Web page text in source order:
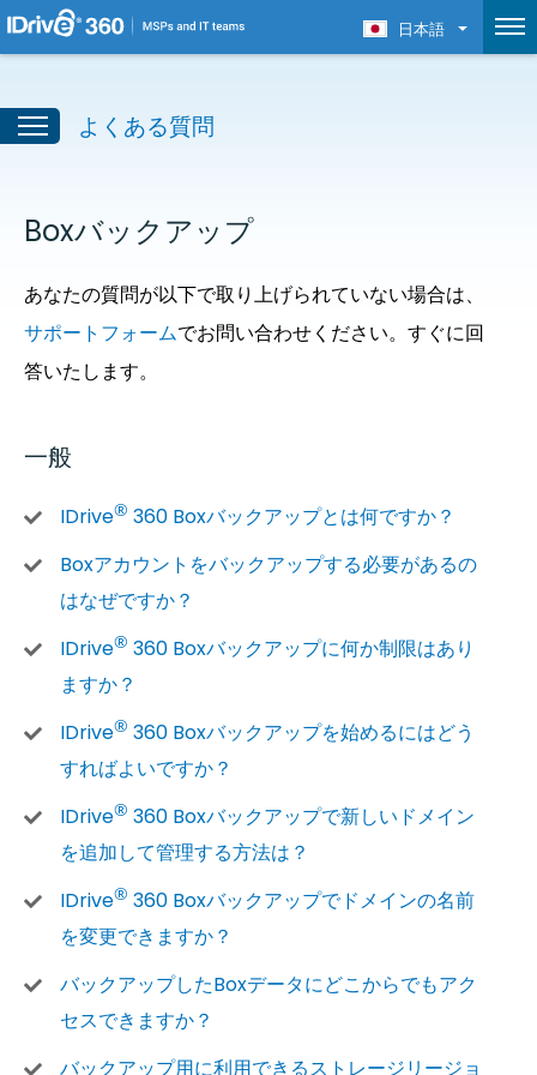
日本語
よくある質問
Boxバックアップ
あなたの質問が以下で取り上げられていない場合は、
サポートフォームでお問い合わせください。すぐに回
答いたします。
一般
IDrive® 360 Boxバックアップとは何ですか？
Boxアカウントをバックアップする必要があるの
はなぜですか？
IDrive® 360 Boxバックアップに何か制限はあり
ますか？
IDrive® 360 Boxバックアップを始めるにはどう
すればよいですか？
IDrive® 360 Boxバックアップで新しいドメイン
を追加して管理する方法は？
IDrive® 360 Boxバックアップでドメインの名前
を変更できますか？
バックアップしたBoxデータにどこからでもアク
セスできますか？
バックアップ用に利用できるストレージリージョ